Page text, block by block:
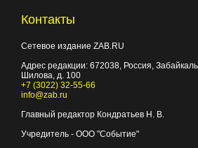
Контакты
Сетевое издание ZAB.RU
Адрес редакции: 672038, Россия,
Шилова, д. 100
+7 (3022) 32-55-66
info@zab.ru
Главный редактор Кондратьев Н. В.
Учредитель - ООО "Событие"